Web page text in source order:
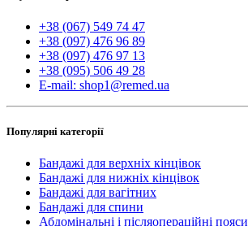
+38 (067) 549 74 47
+38 (097) 476 96 89
+38 (097) 476 97 13
+38 (095) 506 49 28
E-mail: shop1@remed.ua
Популярні категорії
Бандажі для верхніх кінцівок
Бандажі для нижніх кінцівок
Бандажі для вагітних
Бандажі для спини
Абдомінальні і післяопераційні пояси